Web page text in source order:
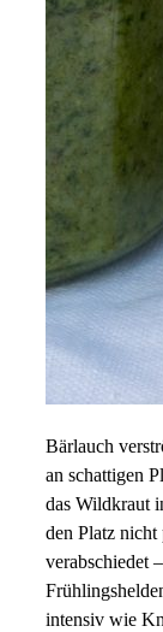
Bärlauch
an schattigen
das Wildkraut
den Platz nicht
verabschiedet
intensiv wie